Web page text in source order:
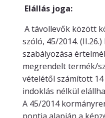
Elállás joga:
A távollevők között
szóló, 45/2014.
szabályozása
megrendelt termék/
vételétől számított
indoklás nélkül
A 45/2014